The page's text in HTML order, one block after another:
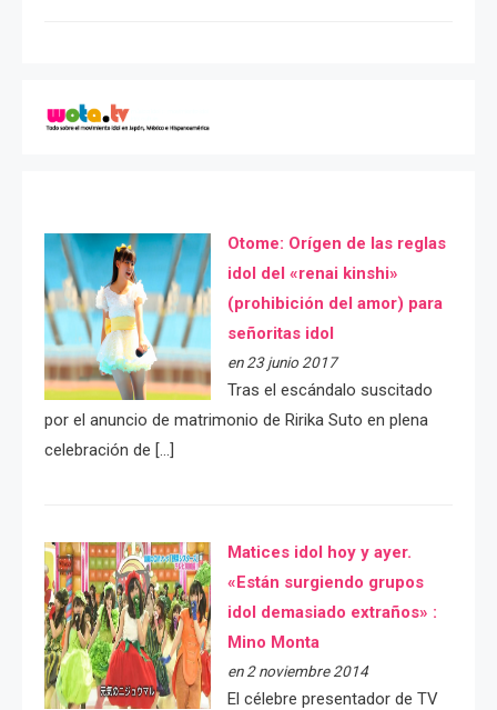
Otome: Orígen de las reglas
idol del «renai kinshi»
(prohibición del amor) para
señoritas idol
en 23 junio 2017
Tras el escándalo suscitado
por el anuncio de matrimonio de Ririka Suto en plena
celebración de […]
Matices idol hoy y ayer.
«Están surgiendo grupos
idol demasiado extraños» :
Mino Monta
en 2 noviembre 2014
El célebre presentador de TV